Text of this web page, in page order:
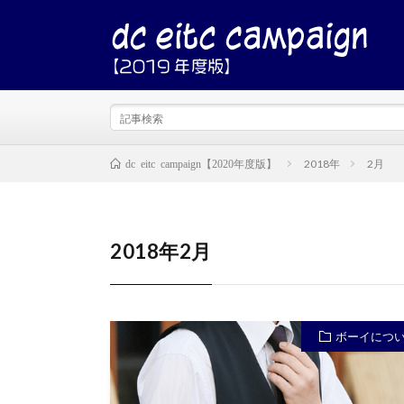
dc eitc campaign【2020年度版】 2018年 2月
2018年2月
ボーイにつ